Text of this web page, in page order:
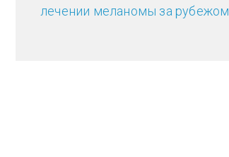
лечении меланомы за рубежом